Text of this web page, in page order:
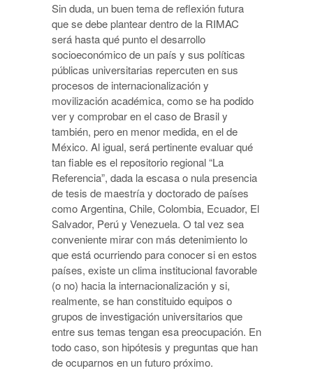
Sin duda, un buen tema de reflexión futura
que se debe plantear dentro de la RIMAC
será hasta qué punto el desarrollo
socioeconómico de un país y sus políticas
públicas universitarias repercuten en sus
procesos de internacionalización y
movilización académica, como se ha podido
ver y comprobar en el caso de Brasil y
también, pero en menor medida, en el de
México. Al igual, será pertinente evaluar qué
tan fiable es el repositorio regional “La
Referencia”, dada la escasa o nula presencia
de tesis de maestría y doctorado de países
como Argentina, Chile, Colombia, Ecuador, El
Salvador, Perú y Venezuela. O tal vez sea
conveniente mirar con más detenimiento lo
que está ocurriendo para conocer si en estos
países, existe un clima institucional favorable
(o no) hacia la internacionalización y si,
realmente, se han constituido equipos o
grupos de investigación universitarios que
entre sus temas tengan esa preocupación. En
todo caso, son hipótesis y preguntas que han
de ocuparnos en un futuro próximo.